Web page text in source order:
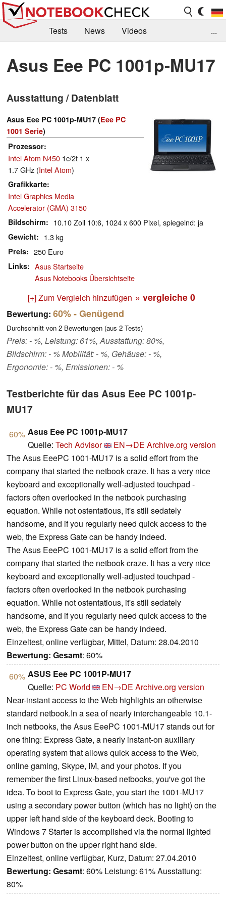
Tests News
Videos
Kaufberatung
Deals Suche
Jobs
Forum
...
Asus Eee PC 1001p-MU17
Ausstattung / Datenblatt
Asus Eee PC 1001p-MU17 (Eee PC
1001 Serie)
Prozessor
Intel Atom N450 1c/2t 1 x
1.7 GHz (Intel Atom)
Grafikkarte
Intel Graphics Media
Accelerator (GMA) 3150
Bildschirm 10.10 Zoll 10:6, 1024 x 600 Pixel, spiegelnd: ja
Gewicht 1.3 kg
Preis 250 Euro
Links
Asus Startseite
Asus Notebooks Übersichtseite
[+] Zum Vergleich hinzufügen » vergleiche 0
Bewertung: 60%- Genügend
Durchschnitt von 2 Bewertungen (aus 2 Tests)
Preis: - %, Leistung: 61%, Ausstattung: 80%,
Bildschirm: - % Mobilität: - %, Gehäuse: - %,
Ergonomie: - %, Emissionen: - %
Testberichte für das Asus Eee PC 1001p-
MU17
60% Asus Eee PC 1001p-MU17
Quelle: Tech Advisor EN→DE Archive.org version
The Asus EeePC 1001-MU17 is a solid effort from the
company that started the netbook craze. It has a very nice
keyboard and exceptionally well-adjusted touchpad -
factors often overlooked in the netbook purchasing
equation. While not ostentatious, it's still sedately
handsome, and if you regularly need quick access to the
web, the Express Gate can be handy indeed.
The Asus EeePC 1001-MU17 is a solid effort from the
company that started the netbook craze. It has a very nice
keyboard and exceptionally well-adjusted touchpad -
factors often overlooked in the netbook purchasing
equation. While not ostentatious, it's still sedately
handsome, and if you regularly need quick access to the
web, the Express Gate can be handy indeed.
Einzeltest, online verfügbar, Mittel, Datum: 28.04.2010
Bewertung: Gesamt: 60%
60% ASUS Eee PC 1001P-MU17
Quelle: PC World EN→DE Archive.org version
Near-instant access to the Web highlights an otherwise
standard netbook.In a sea of nearly interchangeable 10.1-
inch netbooks, the Asus EeePC 1001-MU17 stands out for
one thing: Express Gate, a nearly instant-on auxiliary
operating system that allows quick access to the Web,
online gaming, Skype, IM, and your photos. If you
remember the first Linux-based netbooks, you've got the
idea. To boot to Express Gate, you start the 1001-MU17
using a secondary power button (which has no light) on the
upper left hand side of the keyboard deck. Booting to
Windows 7 Starter is accomplished via the normal lighted
power button on the upper right hand side.
Einzeltest, online verfügbar, Kurz, Datum: 27.04.2010
Bewertung: Gesamt: 60% Leistung: 61% Ausstattung:
80%